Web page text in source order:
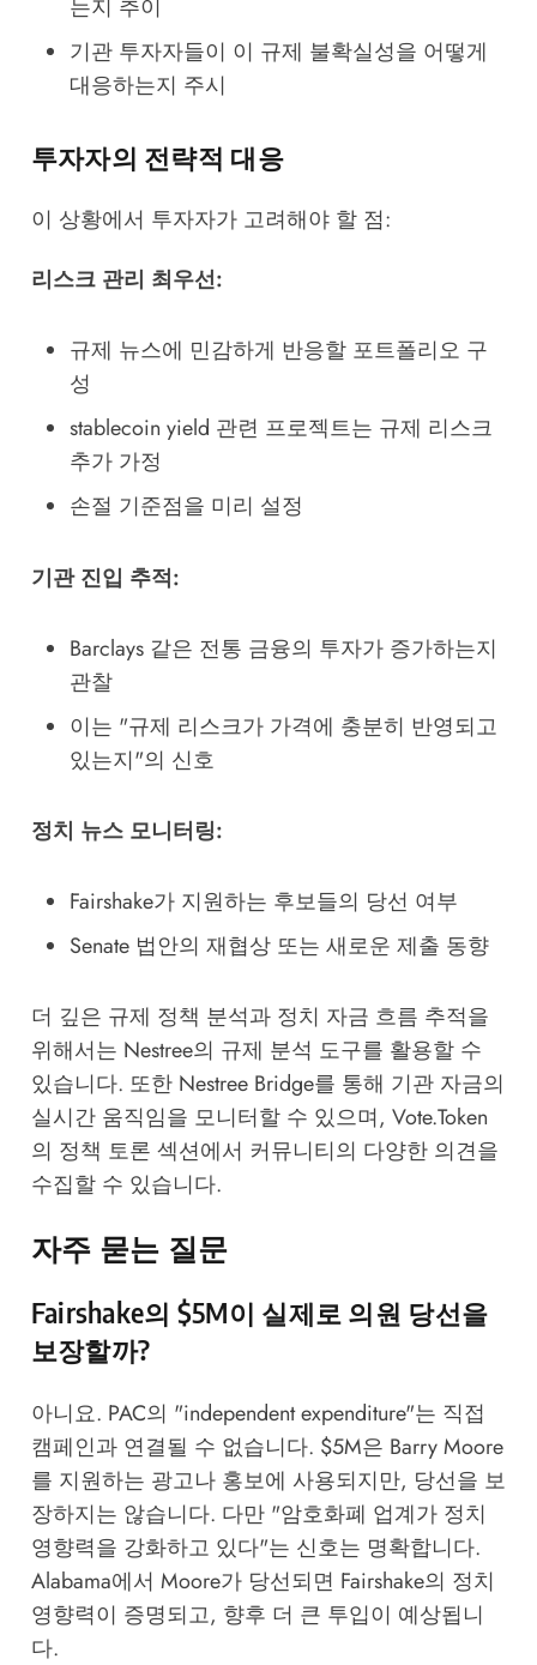
는지 추이
기관 투자자들이 이 규제 불확실성을 어떻게
대응하는지 주시
투자자의 전략적 대응
이 상황에서 투자자가 고려해야 할 점:
리스크 관리 최우선:
규제 뉴스에 민감하게 반응할 포트폴리오 구
성
stablecoin yield 관련 프로젝트는 규제 리스크
추가 가정
손절 기준점을 미리 설정
기관 진입 추적:
Barclays 같은 전통 금융의 투자가 증가하는지
관찰
이는 "규제 리스크가 가격에 충분히 반영되고
있는지"의 신호
정치 뉴스 모니터링:
Fairshake가 지원하는 후보들의 당선 여부
Senate 법안의 재협상 또는 새로운 제출 동향
더 깊은 규제 정책 분석과 정치 자금 흐름 추적을
위해서는 Nestree의 규제 분석 도구를 활용할 수
있습니다. 또한 Nestree Bridge를 통해 기관 자금의
실시간 움직임을 모니터할 수 있으며, Vote.Token
의 정책 토론 섹션에서 커뮤니티의 다양한 의견을
수집할 수 있습니다.
자주 묻는 질문
Fairshake의 $5M이 실제로 의원 당선을
보장할까?
아니요. PAC의 "independent expenditure"는 직접
캠페인과 연결될 수 없습니다. $5M은 Barry Moore
를 지원하는 광고나 홍보에 사용되지만, 당선을 보
장하지는 않습니다. 다만 "암호화폐 업계가 정치
영향력을 강화하고 있다"는 신호는 명확합니다.
Alabama에서 Moore가 당선되면 Fairshake의 정치
영향력이 증명되고, 향후 더 큰 투입이 예상됩니
다.